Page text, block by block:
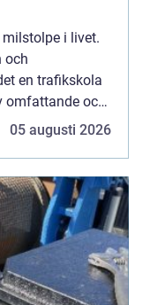
i livet.
och
en trafikskola
omfattande och
05 augusti 2026